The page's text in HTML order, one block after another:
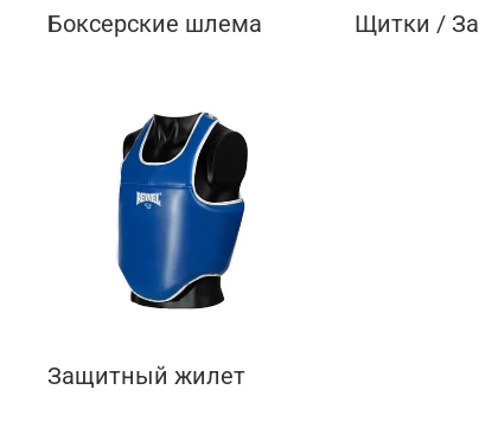
Боксерские шлема Щитки /
Защитный жилет